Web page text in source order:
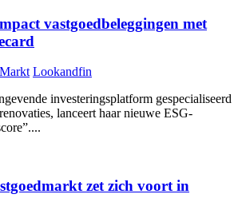
vastgoedbeleggingen met
Lookandfin
investeringsplatform gespecialiseerd
lanceert haar nieuwe ESG-
zet zich voort in